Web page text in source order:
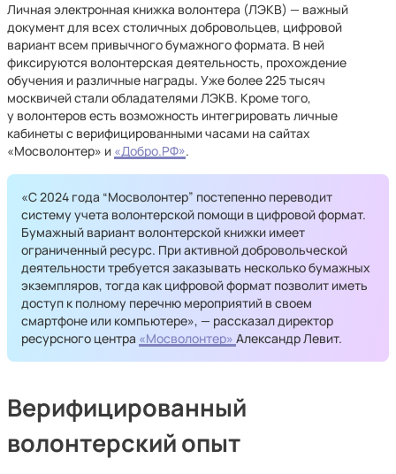
Личная электронная книжка волонтера (ЛЭКВ) — важный
документ для всех столичных добровольцев, цифровой
вариант всем привычного бумажного формата. В ней
фиксируются волонтерская деятельность, прохождение
обучения и различные награды. Уже более 225 тысяч
москвичей стали обладателями ЛЭКВ. Кроме того,
у волонтеров есть возможность интегрировать личные
кабинеты с верифицированными часами на сайтах
«Мосволонтер» и «Добро.РФ».
«С 2024 года “Мосволонтер” постепенно переводит
систему учета волонтерской помощи в цифровой формат.
Бумажный вариант волонтерской книжки имеет
ограниченный ресурс. При активной добровольческой
деятельности требуется заказывать несколько бумажных
экземпляров, тогда как цифровой формат позволит иметь
доступ к полному перечню мероприятий в своем
смартфоне или компьютере», — рассказал директор
ресурсного центра «Мосволонтер» Александр Левит.
Верифицированный
волонтерский опыт